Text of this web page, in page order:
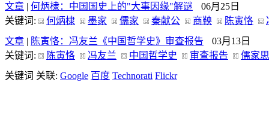
文章 | 何炳棣：中国国史上的"大事因缘"解谜
06月25日
关键词:
何炳棣 墨家 儒家 秦献公 商鞅 陈寅恪
文章 | 陈寅恪：冯友兰《中国哲学史》审查报告
03月13日
关键词:
陈寅恪 冯友兰 中国哲学史 审查报告
儒家
关键词 关联: Google 百度 Technorati Flickr